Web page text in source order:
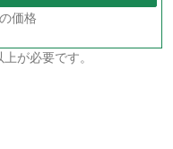
価格
が必要です。